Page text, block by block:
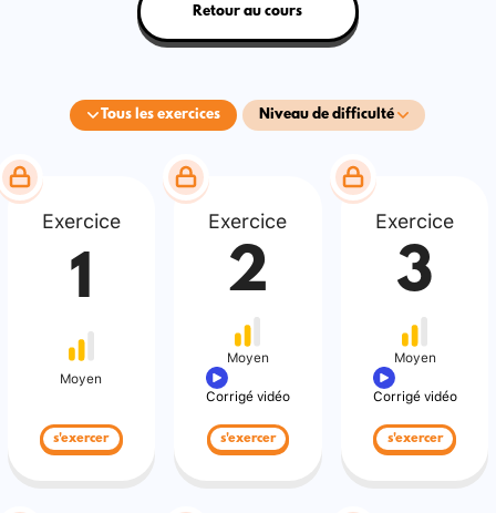
Tous les exercices Niveau de difficulté
Retour au cours
Exercice
1
Moyen
s'exercer
Exercice
2
Moyen
Corrigé vidéo
s'exercer
Exercice
3
Moyen
Corrigé vidéo
s'exercer